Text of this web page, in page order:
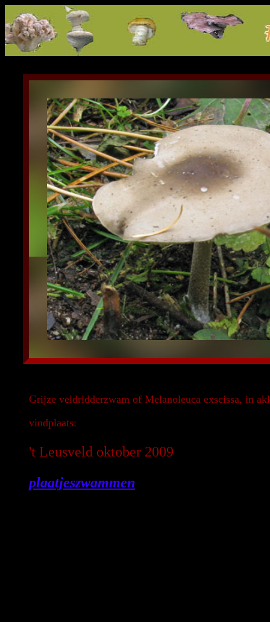
Grijze veldridderzwam of Melanoleuca exscissa, in
vindplaats:
't Leusveld oktober 2009
plaatjeszwammen